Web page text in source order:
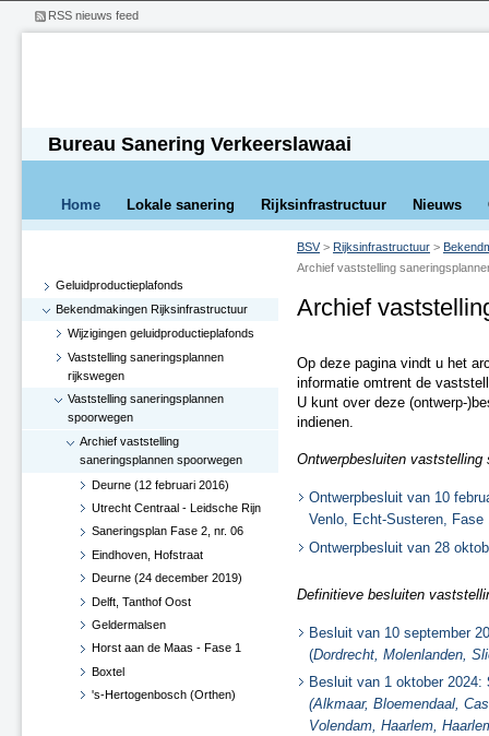
Bureau Sanering Verkeerslawaai
Home Lokale sanering Rijksinfrastructuur Nieuws
BSV> Rijksinfrastructuur >
Archief vaststelling
Archief
Op deze pagina vindt u het
informatie omtrent de
U kunt over deze (ontwerp-
indienen.
Ontwerpbesluiten vaststelling
Ontwerpbesluit van 10
Venlo, Echt-Susteren, Fase
Ontwerpbesluit van 28
Definitieve besluiten
Besluit van 10 september
(Dordrecht, Molenlanden,
Besluit van 1 oktober 2024:
(Alkmaar, Bloemendaal,
Volendam, Haarlem,
Geluidproductieplafonds
Bekendmakingen Rijksinfrastructuur
Wijzigingen geluidproductieplafonds
Vaststelling saneringsplannen
rijkswegen
Vaststelling saneringsplannen
spoorwegen
Archief vaststelling
saneringsplannen spoorwegen
Deurne (12 februari 2016)
Utrecht Centraal - Leidsche Rijn
Saneringsplan Fase 2, nr. 06
Eindhoven, Hofstraat
Deurne (24 december 2019)
Delft, Tanthof Oost
Geldermalsen
Horst aan de Maas - Fase 1
Boxtel
's-Hertogenbosch (Orthen)
RSS nieuws feed